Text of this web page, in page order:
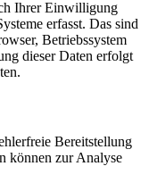
Ihrer Einwilligung
erfasst. Das sind
Betriebssystem
dieser Daten erfolgt
Bereitstellung
können zur Analyse